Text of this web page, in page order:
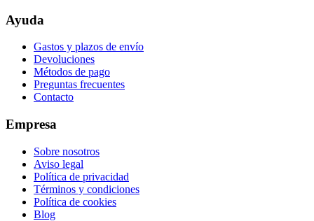
Ayuda
Gastos y plazos de envío
Devoluciones
Métodos de pago
Preguntas frecuentes
Contacto
Empresa
Sobre nosotros
Aviso legal
Política de privacidad
Términos y condiciones
Política de cookies
Blog